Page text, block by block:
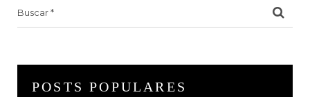
POSTS POPULARES